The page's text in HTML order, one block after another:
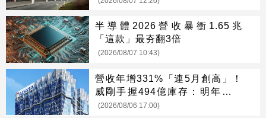
半導體2026營收暴衝1.65兆
「這款」最夯翻3倍
(2026/08/07 10:43)
營收年增331%「連5月創高」！
威剛手握494億庫存：明年會更
缺
(2026/08/06 17:00)